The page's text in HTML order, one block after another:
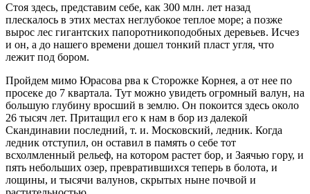
Стоя здесь, представим себе, как 300 млн. лет назад
плескалось в этих местах неглубокое теплое море; а позже
вырос лес гигантских папоротникоподобных деревьев. Исчез
и он, а до нашего времени дошел тонкий пласт угля, что
лежит под бором.
Пройдем мимо Юрасова рва к Сторожке Корнея, а от нее по
просеке до 7 квартала. Тут можно увидеть огромный валун, на
большую глубину вросший в землю. Он покоится здесь около
26 тысяч лет. Притащил его к нам в бор из далекой
Скандинавии последний, т. и. Московский, ледник. Когда
ледник отступил, он оставил в память о себе тот
всхолмленный рельеф, на котором растет бор, и Заячью гору, и
пять небольших озер, превратившихся теперь в болота, и
лощины, и тысячи валунов, скрытых ныне почвой и